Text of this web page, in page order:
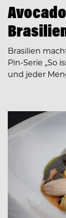
Brasilien
Pin-Serie „So
und jeder